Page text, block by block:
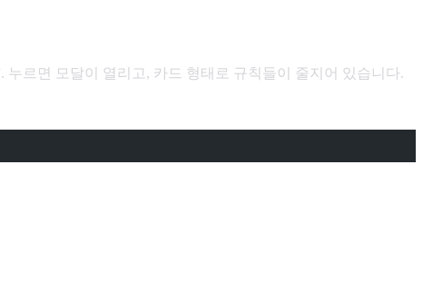
누르면 모달이 열리고, 카드 형태로 규칙들이 줄지어 있습니다.